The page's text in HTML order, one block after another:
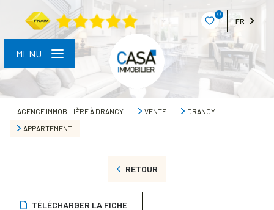
0
FR
MENU
AGENCE IMMOBILIÈRE À DRANCY VENTE
DRANCY
APPARTEMENT
RETOUR
TÉLÉCHARGER LA FICHE